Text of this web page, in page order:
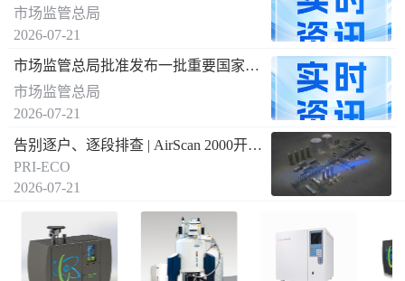
市场监管总局
2026-07-21
市场监管总局批准发布一批重要国家标准
市场监管总局
2026-07-21
告别逐户、逐段排查 | AirScan 2000开启燃气泄漏远距离空间遥测新方式
PRI-ECO
2026-07-21